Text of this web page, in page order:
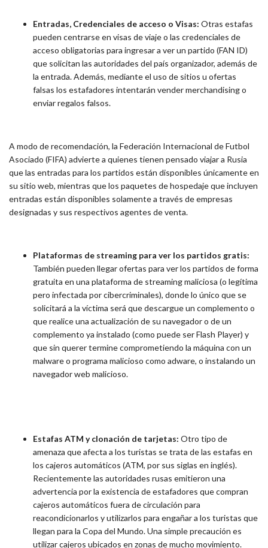
Entradas, Credenciales de acceso o Visas: Otras estafas
pueden centrarse en visas de viaje o las credenciales de
acceso obligatorias para ingresar a ver un partido (FAN ID)
que solicitan las autoridades del país organizador, además de
la entrada. Además, mediante el uso de sitios u ofertas
falsas los estafadores intentarán vender merchandising o
enviar regalos falsos.
A modo de recomendación, la Federación Internacional de Futbol
Asociado (FIFA) advierte a quienes tienen pensado viajar a Rusia
que las entradas para los partidos están disponibles únicamente en
su sitio web, mientras que los paquetes de hospedaje que incluyen
entradas están disponibles solamente a través de empresas
designadas y sus respectivos agentes de venta.
Plataformas de streaming para ver los partidos gratis:
También pueden llegar ofertas para ver los partidos de forma
gratuita en una plataforma de streaming maliciosa (o legítima
pero infectada por cibercriminales), donde lo único que se
solicitará a la víctima será que descargue un complemento o
que realice una actualización de su navegador o de un
complemento ya instalado (como puede ser Flash Player) y
que sin querer termine comprometiendo la máquina con un
malware o programa malicioso como adware, o instalando un
navegador web malicioso.
Estafas ATM y clonación de tarjetas: Otro tipo de
amenaza que afecta a los turistas se trata de las estafas en
los cajeros automáticos (ATM, por sus siglas en inglés).
Recientemente las autoridades rusas emitieron una
advertencia por la existencia de estafadores que compran
cajeros automáticos fuera de circulación para
reacondicionarlos y utilizarlos para engañar a los turistas que
llegan para la Copa del Mundo. Una simple precaución es
utilizar cajeros ubicados en zonas de mucho movimiento.